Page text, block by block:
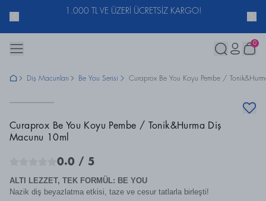
1.000 TL VE ÜZERİ ÜCRETSİZ KARGO!
0
Diş Macunları Be You Serisi Curaprox Be You Koyu Pembe /
Curaprox Be You Koyu Pembe / Tonik&Hurma Diş
Macunu 10ml
0.0 / 5
ALTI LEZZET, TEK FORMÜL: BE YOU
Nazik diş beyazlatma etkisi, taze ve cesur tatlarla birleşti!